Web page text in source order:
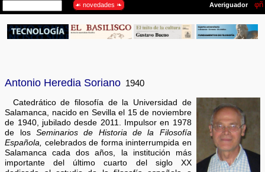
Antonio Heredia Soriano 1940
Catedrático de filosofía de la Universidad de
Salamanca, nacido en Sevilla el 15 de noviembre
de 1940, jubilado desde 2011. Impulsor en 1978
de los Seminarios de Historia de la Filosofía
Española, celebrados de forma ininterrumpida en
Salamanca cada dos años, la institución más
importante del último cuarto del siglo XX